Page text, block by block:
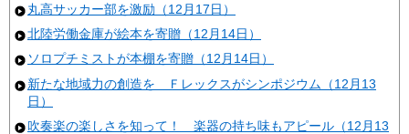
丸高サッカー部を激励（12月17日）
北陸労働金庫が絵本を寄贈（12月14日）
ソロプチミストが本棚を寄贈（12月14日）
新たな地域力の創造を Ｆレックスがシンポジウム（12月13
日）
吹奏楽の楽しさを知って！ 楽器の持ち味もアピール（12月13